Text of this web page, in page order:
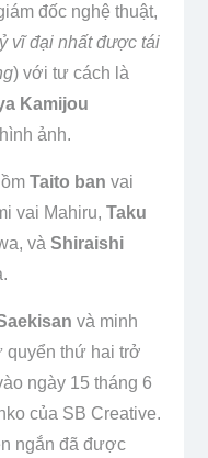
đốc nghệ thuật,
vĩ đại nhất được tái
) với tư cách là
Kamijou
ảnh.
Taito ban vai
vai Mahiru, Taku
và Shiraishi
và minh
quyển thứ hai trở
ngày 15 tháng 6
của SB Creative.
ngắn đã được